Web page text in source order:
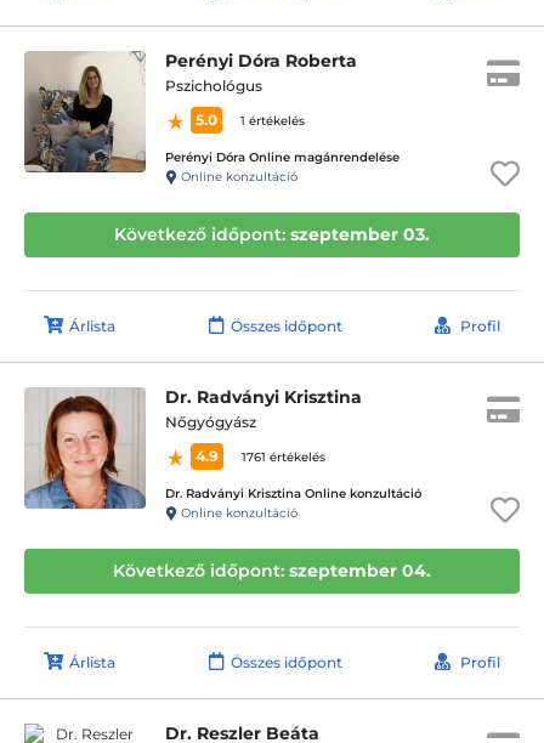
Perényi Dóra Roberta
Pszichológus
5.0
1 értékelés
Perényi Dóra Online magánrendelése
Online konzultáció
Következő időpont: szeptember 03.
Árlista Összes időpont Profil
Dr. Radványi Krisztina
Nőgyógyász
4.9
1761 értékelés
Dr. Radványi Krisztina Online konzultáció
Online konzultáció
Következő időpont: szeptember 04.
Árlista Összes időpont Profil
Dr. Reszler Beáta